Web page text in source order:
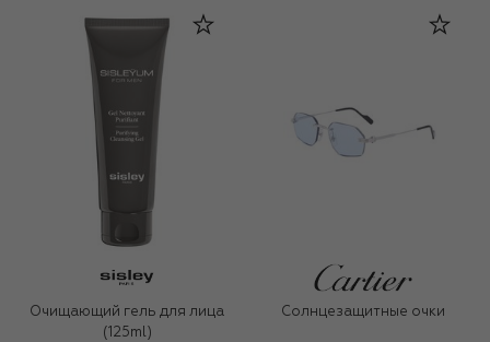
Очищающий гель для лица
(125ml)
Солнцезащитные очки